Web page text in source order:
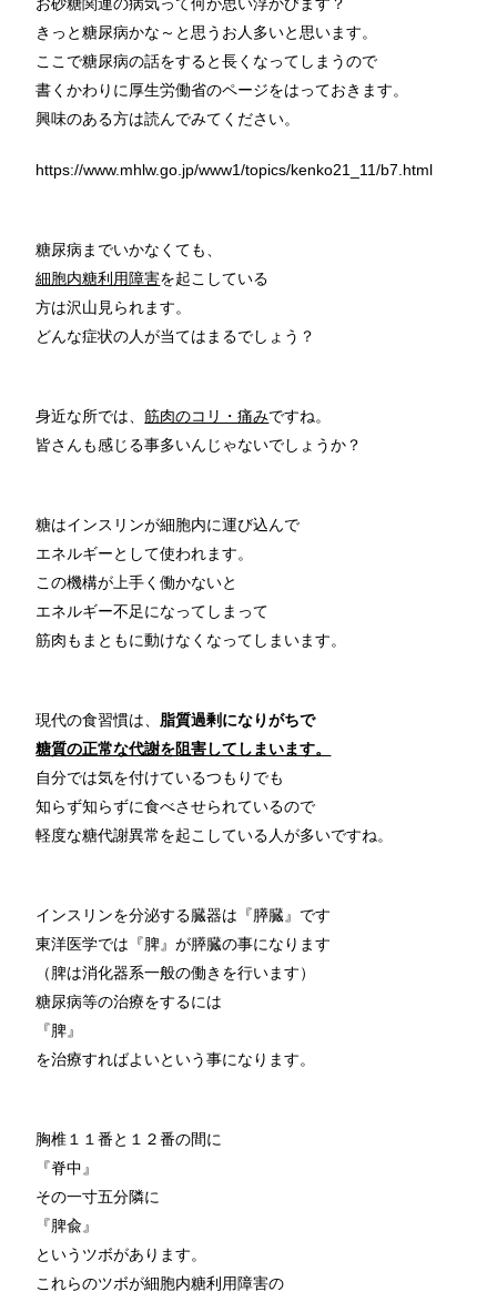
きっと糖尿病かな～と思うお人多いと思います。
ここで糖尿病の話をすると長くなってしまうので
書くかわりに厚生労働省のページをはっておきます。
興味のある方は読んでみてください。
https://www.mhlw.go.jp/www1/topics/kenko21_11/b7.html
糖尿病までいかなくても、
細胞内糖利用障害を起こしている
方は沢山見られます。
どんな症状の人が当てはまるでしょう？
身近な所では、筋肉のコリ・痛みですね。
皆さんも感じる事多いんじゃないでしょうか？
糖はインスリンが細胞内に運び込んで
エネルギーとして使われます。
この機構が上手く働かないと
エネルギー不足になってしまって
筋肉もまともに動けなくなってしまいます。
現代の食習慣は、 脂質過剰になりがちで
糖質の正常な代謝を阻害してしまいます。
自分では気を付けているつもりでも
知らず知らずに食べさせられているので
軽度な糖代謝異常を起こしている人が多いですね。
インスリンを分泌する臓器は『膵臓』です
東洋医学では『脾』が膵臓の事になります
（脾は消化器系一般の働きを行います）
糖尿病等の治療をするには
『脾』
を治療すればよいという事になります。
胸椎１１番と１２番の間に
『脊中』
その一寸五分隣に
『脾兪』
というツボがあります。
これらのツボが細胞内糖利用障害の